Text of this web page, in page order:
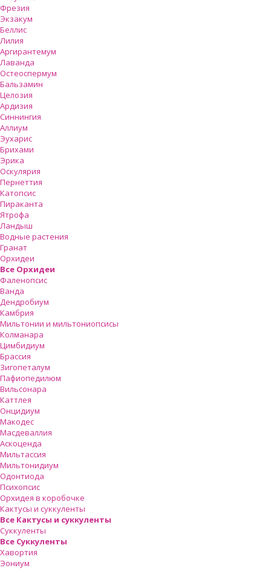
Фрезия
Экзакум
Беллис
Лилия
Аргирантемум
Лаванда
Остеоспермум
Бальзамин
Целозия
Ардизия
Синнингия
Аллиум
Эухарис
Брихами
Эрика
Оскулярия
Пернеттия
Катопсис
Пираканта
Ятрофа
Ландыш
Водные растения
Гранат
Орхидеи
Все Орхидеи
Фаленопсис
Ванда
Дендробиум
Камбрия
Мильтонии и мильтониопсисы
Колманара
Цимбидиум
Брассия
Зигопеталум
Пафиопедилюм
Вильсонара
Каттлея
Онцидиум
Макодес
Масдеваллия
Аскоценда
Мильтассия
Мильтонидиум
Одонтиода
Психопсис
Орхидея в коробочке
Кактусы и суккуленты
Все Кактусы и суккуленты
Суккуленты
Все Суккуленты
Хавортия
Эониум